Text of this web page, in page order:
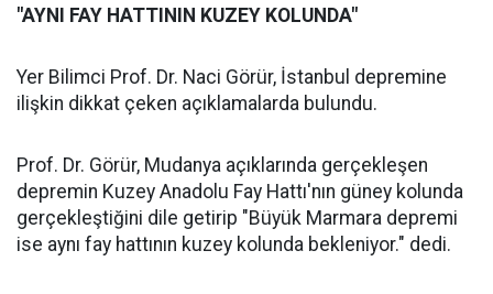
"AYNI FAY HATTININ KUZEY KOLUNDA"
Yer Bilimci Prof. Dr. Naci Görür, İstanbul depremine
ilişkin dikkat çeken açıklamalarda bulundu.
Prof. Dr. Görür, Mudanya açıklarında gerçekleşen
depremin Kuzey Anadolu Fay Hattı'nın güney kolunda
gerçekleştiğini dile getirip "Büyük Marmara depremi
ise aynı fay hattının kuzey kolunda bekleniyor." dedi.